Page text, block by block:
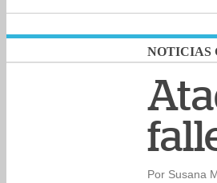
NOTICIAS
Por Susana